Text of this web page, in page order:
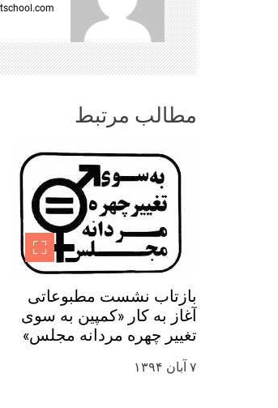
ن
و
ت
مطالب مرتبط
بازتاب نشست مطبوعاتی
آغاز به کار «کمپین به سوی
تغییر چهره مردانه مجلس»
در رسانه ها
۷ آبان ۱۳۹۴